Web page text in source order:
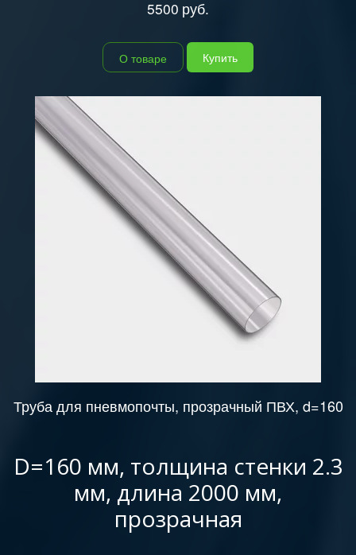
5500 руб.
О товаре Купить
Труба для пневмопочты, прозрачный ПВХ, d=160
D=160 мм, толщина стенки 2.3
мм, длина 2000 мм,
прозрачная